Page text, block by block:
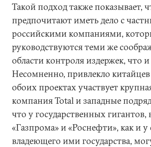
Такой подход также показывает,
предпочитают иметь дело с
российскими компаниями,
руководствуются теми же
области контроля издержек, что
Несомненно, привлекло китайцев
обоих проектах участвует
компания Total и западные
что у государственных гигантов,
«Газпрома» и «Роснефти», как и у
владеющего ими государства,